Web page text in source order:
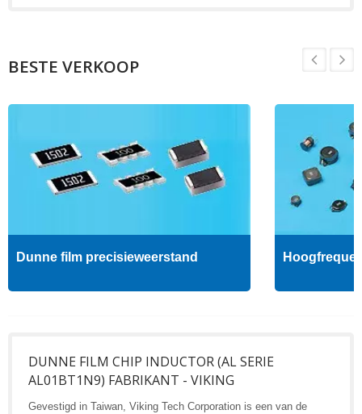
BESTE VERKOOP
Dunne film precisieweerstand
DUNNE FILM CHIP INDUCTOR (AL SERIE
AL01BT1N9) FABRIKANT - VIKING
Gevestigd in Taiwan, Viking Tech Corporation is een van de